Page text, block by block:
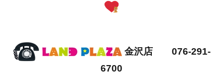
金沢店 076-291-
6700